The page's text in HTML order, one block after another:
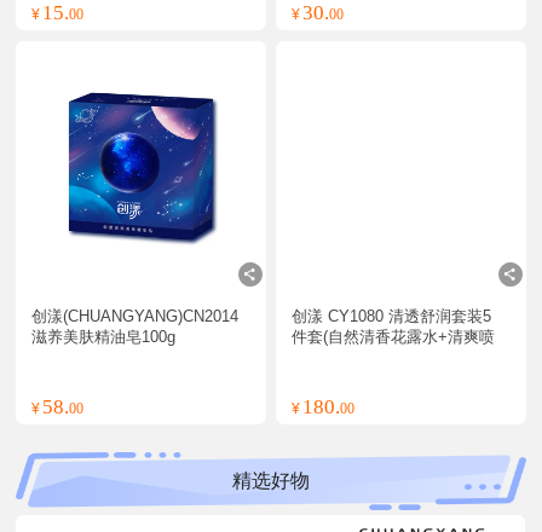
¥ 15.00 ¥30.00
创漾(CHUANGYANG)CN2014
滋养美肤精油皂100g
¥ 58.00
创漾 CY1080 清透舒润套装5
件套(自然清香花露水+清爽喷
¥ 180.00
精选好物